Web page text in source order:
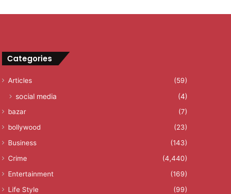
Categories
Articles (59)
social media (4)
bazar
(7)
bollywood
(23)
Business
(143)
Crime
(4,440)
Entertainment
(169)
Life Style
(99)